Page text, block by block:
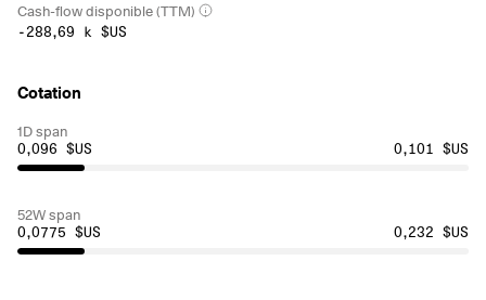
Cash-flow disponible (TTM)
-288,69 k $US
Cotation
1D span
0,096 $US
0,101 $US
52W span
0,0775 $US
0,232 $US